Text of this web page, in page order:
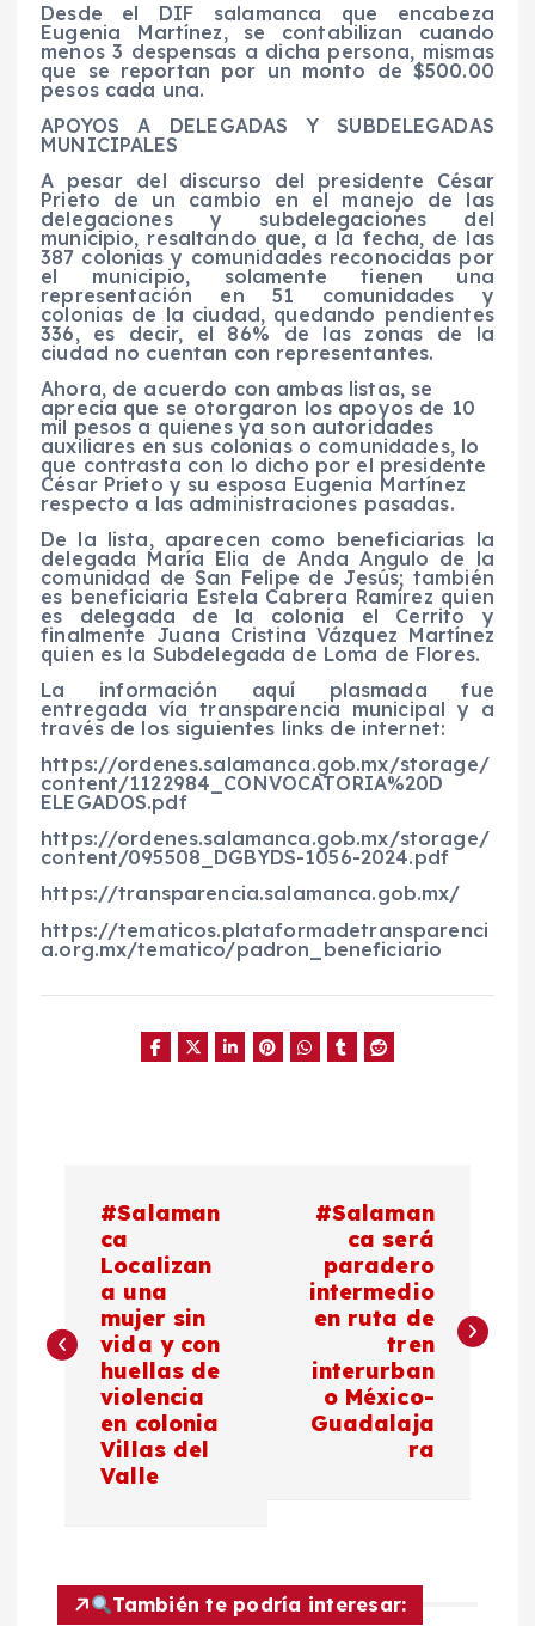
Desde el DIF salamanca que encabeza
Eugenia Martínez, se contabilizan cuando
menos 3 despensas a dicha persona, mismas
que se reportan por un monto de $500.00
pesos cada una.
APOYOS A DELEGADAS Y SUBDELEGADAS
MUNICIPALES
A pesar del discurso del presidente César
Prieto de un cambio en el manejo de las
delegaciones y subdelegaciones del
municipio, resaltando que, a la fecha, de las
387 colonias y comunidades reconocidas por
el municipio, solamente tienen una
representación en 51 comunidades y
colonias de la ciudad, quedando pendientes
336, es decir, el 86% de las zonas de la
ciudad no cuentan con representantes.
Ahora, de acuerdo con ambas listas, se
aprecia que se otorgaron los apoyos de 10
mil pesos a quienes ya son autoridades
auxiliares en sus colonias o comunidades, lo
que contrasta con lo dicho por el presidente
César Prieto y su esposa Eugenia Martínez
respecto a las administraciones pasadas.
De la lista, aparecen como beneficiarias la
delegada María Elia de Anda Angulo de la
comunidad de San Felipe de Jesús; también
es beneficiaria Estela Cabrera Ramírez quien
es delegada de la colonia el Cerrito y
finalmente Juana Cristina Vázquez Martínez
quien es la Subdelegada de Loma de Flores.
La información aquí plasmada fue
entregada vía transparencia municipal y a
través de los siguientes links de internet:
https://ordenes.salamanca.gob.mx/storage/
content/1122984_CONVOCATORIA%20D
ELEGADOS.pdf
https://ordenes.salamanca.gob.mx/storage/
content/095508_DGBYDS-1056-2024.pdf
https://transparencia.salamanca.gob.mx/
https://tematicos.plataformadetransparenci
a.org.mx/tematico/padron_beneficiario
e
#Salaman
ca
Localizan
a una
mujer sin
vida y con
huellas de
violencia
en colonia
Villas del
Valle
#Salaman
ca será
paradero
intermedio
en ruta de
tren
interurban
o México-
Guadalaja
ra
También te podría interesar: